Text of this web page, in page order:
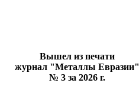
Вышел из печати
журнал "Металлы Евразии"
№ 3 за 2026 г.